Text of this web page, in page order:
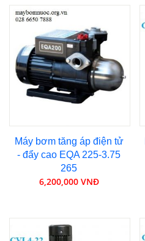
Máy bơm tăng áp điện tử
- đẩy cao EQA 225-3.75
265
6,200,000 VNĐ